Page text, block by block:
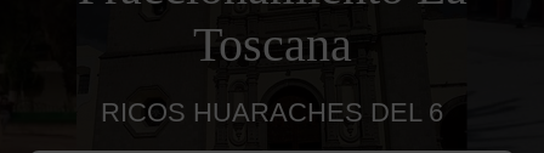
Toscana
RICOS HUARACHES DEL 6